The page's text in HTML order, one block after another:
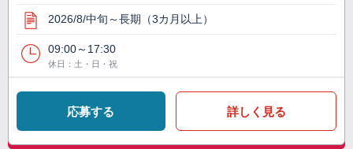
2026/8/中旬～長期（3カ月以上）
09:00～17:30
休日：土・日・祝
応募する 詳しく見る